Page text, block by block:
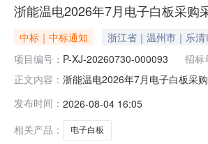
浙能温电2026年7月电子白板采购
中标｜中标通知 浙江省｜温州市｜乐清
项目编号： P-XJ-20260730-000093 招标
正文内容： 浙能温电2026年7月电子白板采
要求等详见下表。序号物料名称
发布时间： 2026-08-04 16:05
相关产品：
电子白板